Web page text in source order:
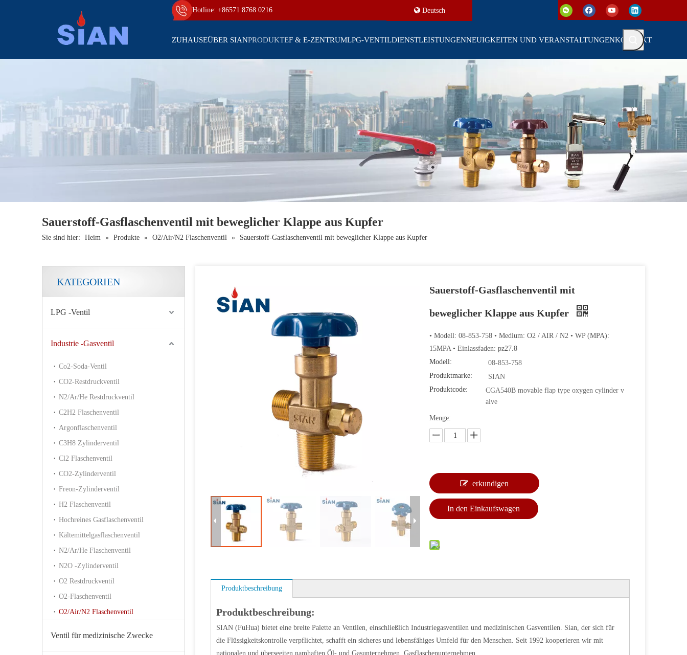
Hotline: +86571 8768 0216 Deutsch
ZUHAUSEÜBER SIANPRODUKTEF & E-ZENTRUMLPG-VENTILDIENSTLEISTUNGENNEUIGKEITEN UND VERANSTALTUNGENKONTAKT
Sauerstoff-Gasflaschenventil mit beweglicher Klappe aus Kupfer
Sie sind hier: Heim » Produkte » O2/Air/N2 Flaschenventil » Sauerstoff-Gasflaschenventil mit beweglicher Klappe aus Kupfer
KATEGORIEN
LPG -Ventil
Industrie -Gasventil
Co2-Soda-Ventil
CO2-Restdruckventil
N2/Ar/He Restdruckventil
C2H2 Flaschenventil
Argonflaschenventil
C3H8 Zylinderventil
Cl2 Flaschenventil
CO2-Zylinderventil
Freon-Zylinderventil
H2 Flaschenventil
Hochreines Gasflaschenventil
Kältemittelgasflaschenventil
N2/Ar/He Flaschenventil
N2O -Zylinderventil
O2 Restdruckventil
O2-Flaschenventil
O2/Air/N2 Flaschenventil
Ventil für medizinische Zwecke
Sauerstoff-Gasflaschenventil mit
beweglicher Klappe aus Kupfer
• Modell: 08-853-758 • Medium: O2 / AIR / N2 • WP (MPA):
15MPA • Einlassfaden: pz27.8
Modell:
08-853-758
Produktmarke:
SIAN
Produktcode:
CGA540B movable flap type oxygen cylinder v
alve
Menge:
erkundigen
In den Einkaufswagen
Produktbeschreibung
Produktbeschreibung:
SIAN (FuHua) bietet eine breite Palette an Ventilen, einschließlich Industriegasventilen und medizinischen Gasventilen. Sian, der sich für
die Flüssigkeitskontrolle verpflichtet, schafft ein sicheres und lebensfähiges Umfeld für den Menschen. Seit 1992 kooperieren wir mit
nationalen und überseeiten namhaften Öl- und Gasunternehmen, Gasflaschenunternehmen.